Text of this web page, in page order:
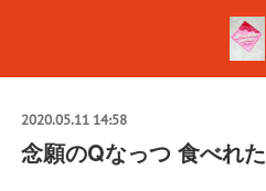
2020.05.11 14:58
念願のQなっつ 食べれた